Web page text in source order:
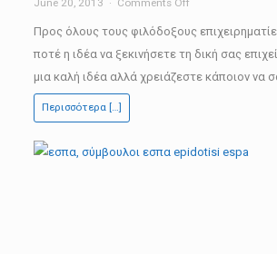
June 20, 2013 Comments Off
για
όλους
Προς όλους τους φιλόδοξους
ποτέ η ιδέα να ξεκινήσετε τη δική σας
μια καλή ιδέα αλλά χρειάζεστε κάποιον να
Περισσότερα […]